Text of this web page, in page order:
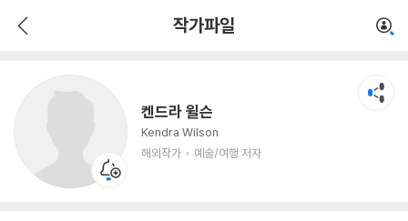
작가파일
켄드라 윌슨
Kendra Wilson
해외작가
예술/여행 저자
예술/여행 저자